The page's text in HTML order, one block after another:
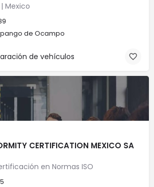
| Mexico
de Ocampo
de vehículos
CERTIFICATION MEXICO SA
en Normas ISO